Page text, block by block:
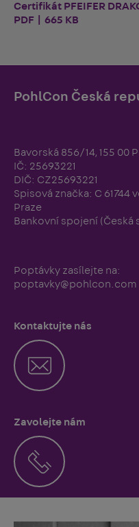
Certifikát PFEIFER
PDF | 665 KB
PohlCon Česká
Bavorská 856/14, 155 00
IČ: 25693221
DIČ: CZ25693221
Spisová značka: C
Praze
Bankovní spojení
Poptávky zasílejte na:
poptavky@pohlcon.com
Kontaktujte nás
Zavolejte nám